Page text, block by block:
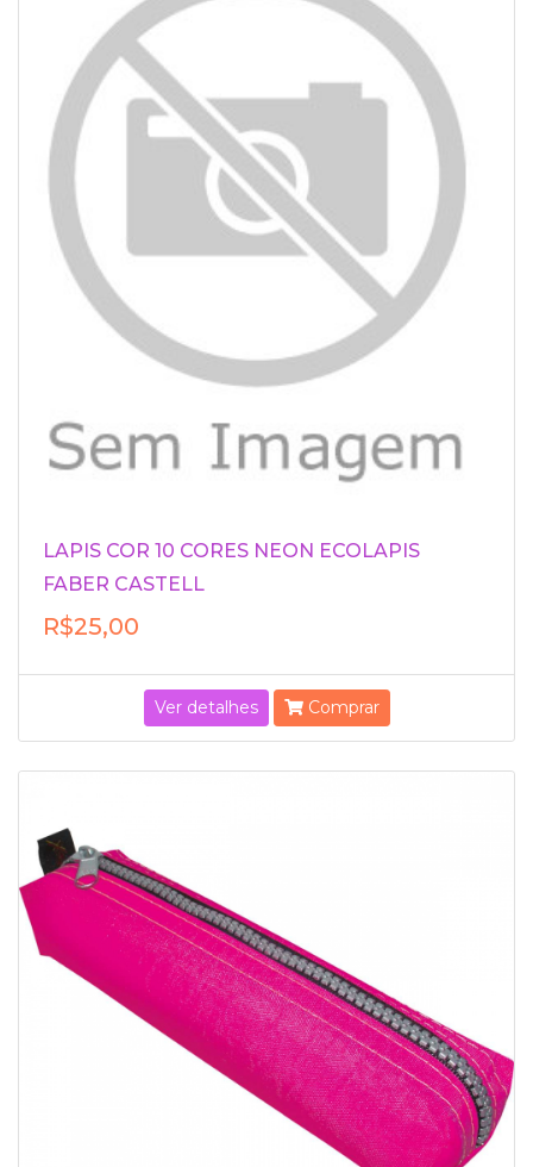
LAPIS COR 10 CORES NEON ECOLAPIS
FABER CASTELL
R$25,00
Ver detalhes Comprar